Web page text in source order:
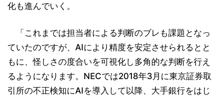
化も進んでいく。
「これまでは担当者による判断のブレも課題となっ
ていたのですが、AIにより精度を安定させられるとと
もに、怪しさの度合いを可視化し多角的な判断を行え
るようになります。NECでは2018年3月に東京証券取
引所の不正検知にAIを導入して以降、大手銀行をはじ